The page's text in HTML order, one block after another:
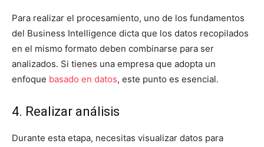
Para realizar el procesamiento, uno de los fundamentos
del Business Intelligence dicta que los datos recopilados
en el mismo formato deben combinarse para ser
analizados. Si tienes una empresa que adopta un
enfoque basado en datos, este punto es esencial.
4. Realizar análisis
Durante esta etapa, necesitas visualizar datos para